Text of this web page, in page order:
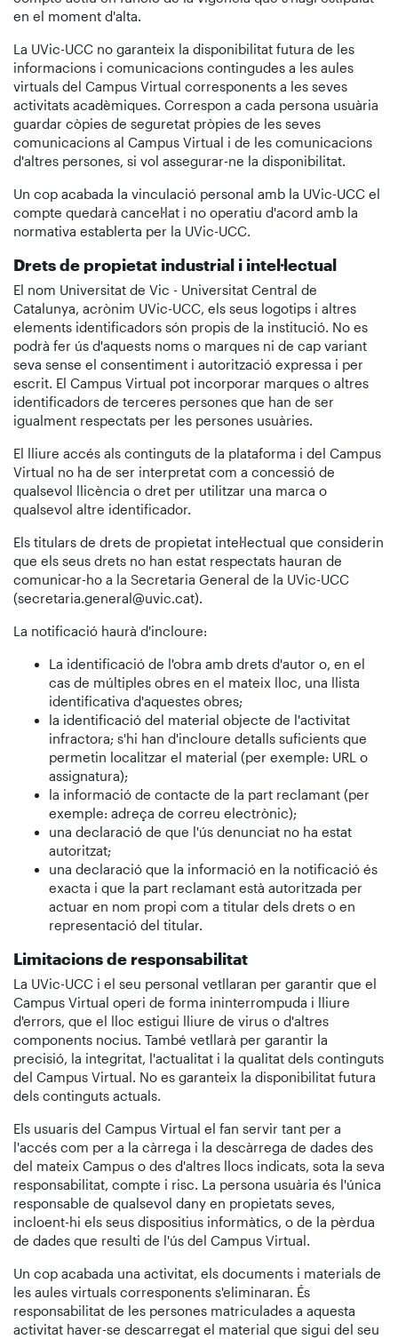
en el moment d'alta.
La UVic-UCC no garanteix la disponibilitat futura de les
informacions i comunicacions contingudes a les aules
virtuals del Campus Virtual corresponents a les seves
activitats acadèmiques. Correspon a cada persona usuària
guardar còpies de seguretat pròpies de les seves
comunicacions al Campus Virtual i de les comunicacions
d'altres persones, si vol assegurar-ne la disponibilitat.
Un cop acabada la vinculació personal amb la UVic-UCC el
compte quedarà cancel·lat i no operatiu d'acord amb la
normativa establerta per la UVic-UCC.
Drets de propietat industrial i intel·lectual
El nom Universitat de Vic - Universitat Central de
Catalunya, acrònim UVic-UCC, els seus logotips i altres
elements identificadors són propis de la institució. No es
podrà fer ús d'aquests noms o marques ni de cap variant
seva sense el consentiment i autorització expressa i per
escrit. El Campus Virtual pot incorporar marques o altres
identificadors de terceres persones que han de ser
igualment respectats per les persones usuàries.
El lliure accés als continguts de la plataforma i del Campus
Virtual no ha de ser interpretat com a concessió de
qualsevol llicència o dret per utilitzar una marca o
qualsevol altre identificador.
Els titulars de drets de propietat intel·lectual que considerin
que els seus drets no han estat respectats hauran de
comunicar-ho a la Secretaria General de la UVic-UCC
(secretaria.general@uvic.cat).
La notificació haurà d'incloure:
La identificació de l'obra amb drets d'autor o, en el
cas de múltiples obres en el mateix lloc, una llista
identificativa d'aquestes obres;
la identificació del material objecte de l'activitat
infractora; s'hi han d'incloure detalls suficients que
permetin localitzar el material (per exemple: URL o
assignatura);
la informació de contacte de la part reclamant (per
exemple: adreça de correu electrònic);
una declaració de que l'ús denunciat no ha estat
autoritzat;
una declaració que la informació en la notificació és
exacta i que la part reclamant està autoritzada per
actuar en nom propi com a titular dels drets o en
representació del titular.
Limitacions de responsabilitat
La UVic-UCC i el seu personal vetllaran per garantir que el
Campus Virtual operi de forma ininterrompuda i lliure
d'errors, que el lloc estigui lliure de virus o d'altres
components nocius. També vetllarà per garantir la
precisió, la integritat, l'actualitat i la qualitat dels continguts
del Campus Virtual. No es garanteix la disponibilitat futura
dels continguts actuals.
Els usuaris del Campus Virtual el fan servir tant per a
l'accés com per a la càrrega i la descàrrega de dades des
del mateix Campus o des d'altres llocs indicats, sota la seva
responsabilitat, compte i risc. La persona usuària és l'única
responsable de qualsevol dany en propietats seves,
incloent-hi els seus dispositius informàtics, o de la pèrdua
de dades que resulti de l'ús del Campus Virtual.
Un cop acabada una activitat, els documents i materials de
les aules virtuals corresponents s'eliminaran. És
responsabilitat de les persones matriculades a aquesta
activitat haver-se descarregat el material que sigui del seu